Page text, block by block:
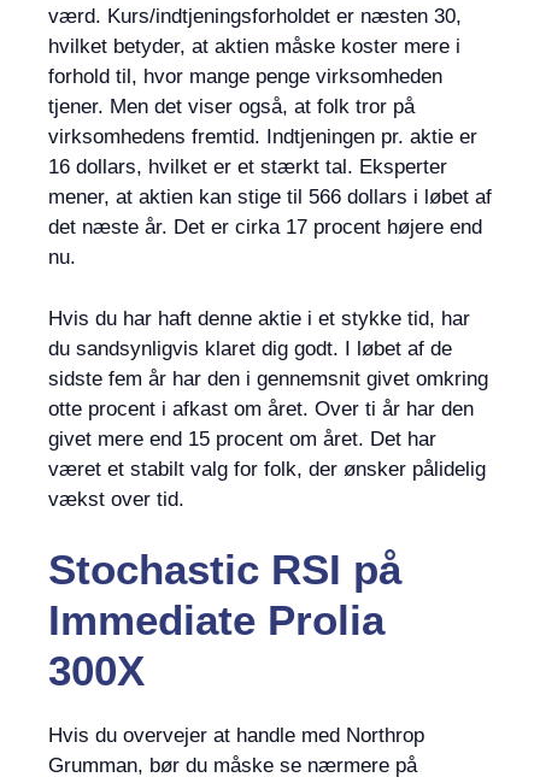
værd. Kurs/indtjeningsforholdet er næsten 30,
hvilket betyder, at aktien måske koster mere i
forhold til, hvor mange penge virksomheden
tjener. Men det viser også, at folk tror på
virksomhedens fremtid. Indtjeningen pr. aktie er
16 dollars, hvilket er et stærkt tal. Eksperter
mener, at aktien kan stige til 566 dollars i løbet af
det næste år. Det er cirka 17 procent højere end
nu.
Hvis du har haft denne aktie i et stykke tid, har
du sandsynligvis klaret dig godt. I løbet af de
sidste fem år har den i gennemsnit givet omkring
otte procent i afkast om året. Over ti år har den
givet mere end 15 procent om året. Det har
været et stabilt valg for folk, der ønsker pålidelig
vækst over tid.
Stochastic RSI på
Immediate Prolia
300X
Hvis du overvejer at handle med Northrop
Grumman, bør du måske se nærmere på